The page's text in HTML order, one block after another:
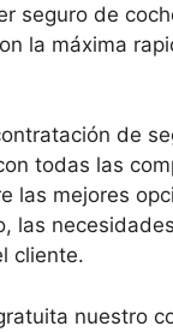
seguro de
la máxima
de
todas las
las mejores
las
cliente.
nuestro